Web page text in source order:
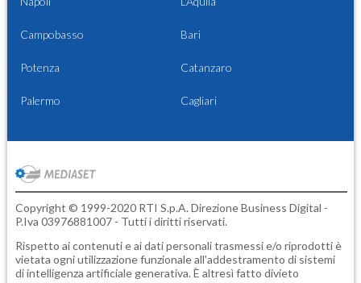
Campobasso Bari
Potenza Catanzaro
Palermo Cagliari
Copyright © 1999-2020 RTI S.p.A. Direzione Business Digital -
P.Iva 03976881007 - Tutti i diritti riservati.
Rispetto ai contenuti e ai dati personali trasmessi e/o riprodotti è
vietata ogni utilizzazione funzionale all'addestramento di sistemi
di intelligenza artificiale generativa. È altresì fatto divieto